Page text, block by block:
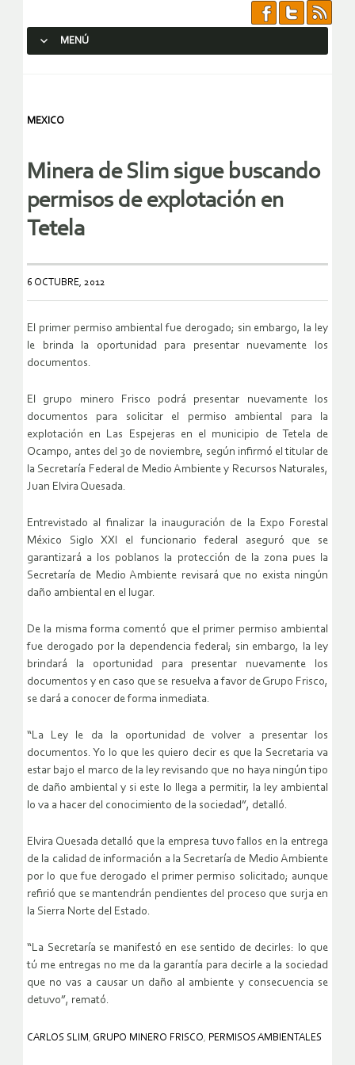
MENÚ
MEXICO
Minera de Slim sigue buscando
permisos de explotación en
Tetela
6 OCTUBRE, 2012
El primer permiso ambiental fue derogado; sin embargo, la ley
le brinda la oportunidad para presentar nuevamente los
documentos.
El grupo minero Frisco podrá presentar nuevamente los
documentos para solicitar el permiso ambiental para la
explotación en Las Espejeras en el municipio de Tetela de
Ocampo, antes del 30 de noviembre, según infirmó el titular de
la Secretaría Federal de Medio Ambiente y Recursos Naturales,
Juan Elvira Quesada.
Entrevistado al finalizar la inauguración de la Expo Forestal
México Siglo XXI el funcionario federal aseguró que se
garantizará a los poblanos la protección de la zona pues la
Secretaría de Medio Ambiente revisará que no exista ningún
daño ambiental en el lugar.
De la misma forma comentó que el primer permiso ambiental
fue derogado por la dependencia federal; sin embargo, la ley
brindará la oportunidad para presentar nuevamente los
documentos y en caso que se resuelva a favor de Grupo Frisco,
se dará a conocer de forma inmediata.
“La Ley le da la oportunidad de volver a presentar los
documentos. Yo lo que les quiero decir es que la Secretaria va
estar bajo el marco de la ley revisando que no haya ningún tipo
de daño ambiental y si este lo llega a permitir, la ley ambiental
lo va a hacer del conocimiento de la sociedad”, detalló.
Elvira Quesada detalló que la empresa tuvo fallos en la entrega
de la calidad de información a la Secretaría de Medio Ambiente
por lo que fue derogado el primer permiso solicitado; aunque
refirió que se mantendrán pendientes del proceso que surja en
la Sierra Norte del Estado.
“La Secretaría se manifestó en ese sentido de decirles: lo que
tú me entregas no me da la garantía para decirle a la sociedad
que no vas a causar un daño al ambiente y consecuencia se
detuvo”, remató.
CARLOS SLIM , GRUPO MINERO FRISCO, PERMISOS AMBIENTALES